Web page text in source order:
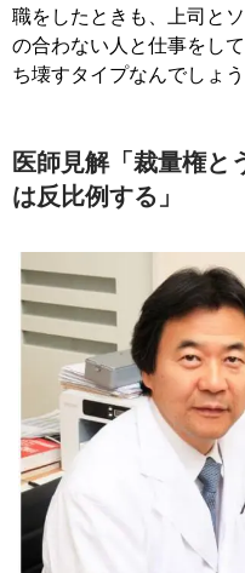
職をしたときも、上司と
の合わない人と仕事をし
ち壊すタイプなんでしょう
医師見解「裁量権と
は反比例する」